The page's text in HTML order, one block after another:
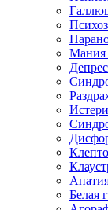
Психоз
Мания
Белая